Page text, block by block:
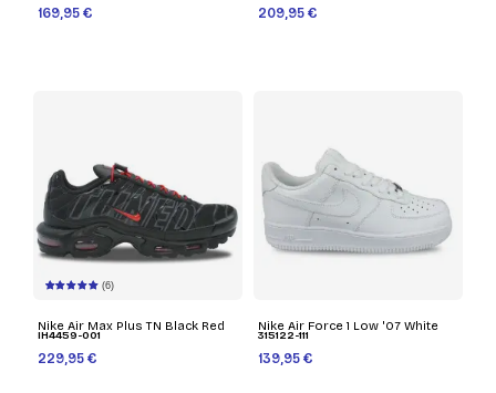
169,95 € 209,95 €
(6)
Nike Air Max Plus TN Black Red
IH4459-001
229,95 €
Nike Air Force 1 Low '07 White
315122-111
139,95 €